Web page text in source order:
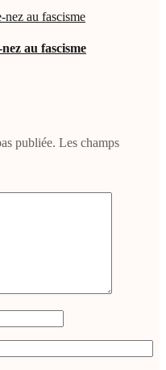
au fascisme
publiée. Les champs